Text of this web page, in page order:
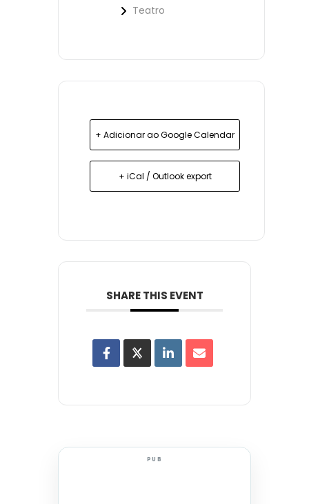
Teatro
+ Adicionar ao Google Calendar
+ iCal / Outlook export
SHARE THIS EVENT
PUB